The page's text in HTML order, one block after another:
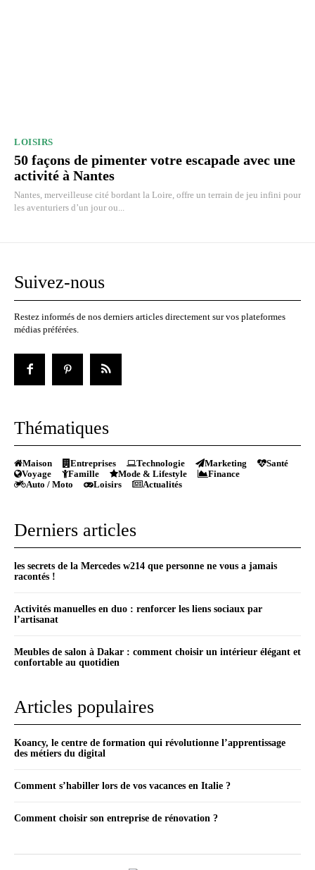
LOISIRS
50 façons de pimenter votre escapade avec une
activité à Nantes
Nantes, merveilleuse cité bordant la Loire, offre un terrain de jeu infini pour
les aventuriers d’un jour ou...
Suivez-nous
Restez informés de nos derniers articles directement sur vos plateformes
médias préférées.
Thématiques
Maison Entreprises Technologie Marketing
Santé
Voyage
Famille Mode & Lifestyle
Finance
Auto / Moto
Loisirs Actualités
Derniers articles
les secrets de la Mercedes w214 que personne ne vous a jamais
racontés !
Activités manuelles en duo : renforcer les liens sociaux par
l’artisanat
Meubles de salon à Dakar : comment choisir un intérieur élégant et
confortable au quotidien
Articles populaires
Koancy, le centre de formation qui révolutionne l’apprentissage
des métiers du digital
Comment s’habiller lors de vos vacances en Italie ?
Comment choisir son entreprise de rénovation ?